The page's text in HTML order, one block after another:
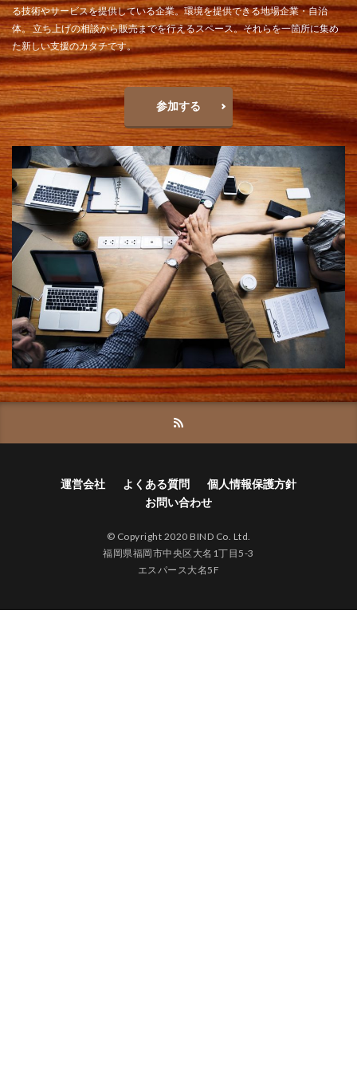
る技術やサービスを提供している企業。環境を提供できる地場企業・⾃治
体。 ⽴ち上げの相談から販売までを⾏えるスペース。それらを⼀箇所に集め
た新しい⽀援のカタチです。
参加する
運営会社 よくある質問
個人情報保護方針
お問い合わせ
© Copyright 2020 BIND Co. Ltd.
福岡県福岡市中央区大名1丁目5-3
エスパース大名5F